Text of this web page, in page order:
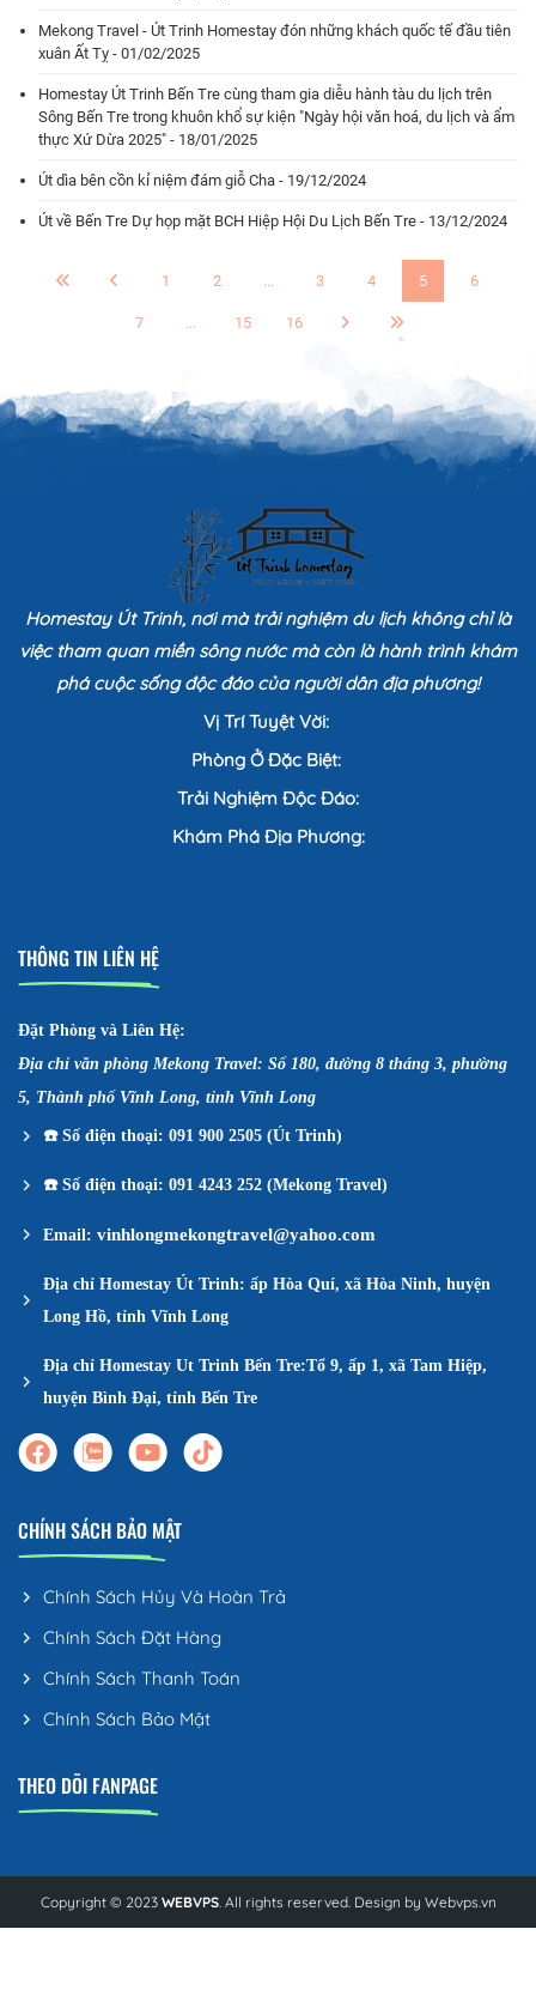
Mekong Travel - Út Trinh Homestay đón những khách quốc tế đầu tiên
xuân Ất Tỵ - 01/02/2025
Homestay Út Trinh Bến Tre cùng tham gia diễu hành tàu du lịch trên
Sông Bến Tre trong khuôn khổ sự kiện "Ngày hội văn hoá, du lịch và ẩm
thực Xứ Dừa 2025" - 18/01/2025
Út dìa bên cồn kỉ niệm đám giỗ Cha - 19/12/2024
Út về Bến Tre Dự họp mặt BCH Hiệp Hội Du Lịch Bến Tre - 13/12/2024
1 2 ... 3 4 5 6
7 ... 15 16
Homestay Út Trinh, nơi mà trải nghiệm du lịch không chỉ là
việc tham quan miền sông nước mà còn là hành trình khám
phá cuộc sống độc đáo của người dân địa phương!
Vị Trí Tuyệt Vời:
Phòng Ở Đặc Biệt:
Trải Nghiệm Độc Đáo:
Khám Phá Địa Phương:
THÔNG TIN LIÊN HỆ
Đặt Phòng và Liên Hệ:
Địa chỉ văn phòng Mekong Travel: Số 180, đường 8 tháng 3, phường
5, Thành phố Vĩnh Long, tỉnh Vĩnh Long
☎️Số điện thoại: 091 900 2505 (Út Trinh)
☎️Số điện thoại: 091 4243 252 (Mekong Travel)
Email: vinhlongmekongtravel@yahoo.com
Địa chỉ Homestay Út Trinh: ấp Hòa Quí, xã Hòa Ninh, huyện
Long Hồ, tỉnh Vĩnh Long
Địa chỉ Homestay Ut Trinh Bến Tre:Tổ 9, ấp 1, xã Tam Hiệp,
huyện Bình Đại, tỉnh Bến Tre
CHÍNH SÁCH BẢO MẬT
Chính Sách Hủy Và Hoàn Trả
Chính Sách Đặt Hàng
Chính Sách Thanh Toán
Chính Sách Bảo Mật
THEO DÕI FANPAGE
Copyright © 2023 WEBVPS. All rights reserved. Design by Webvps.vn